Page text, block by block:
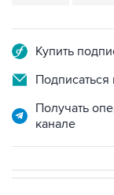
Купить
Подписаться
Получать
канале